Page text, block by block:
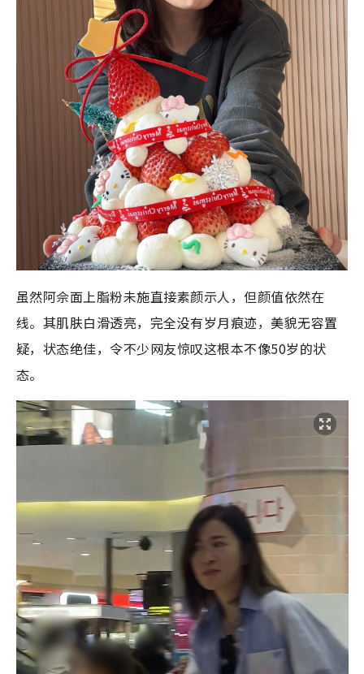
虽然阿佘面上脂粉未施直接素颜示人，但颜值依然在
线。其肌肤白滑透亮，完全没有岁月痕迹，美貌无容置
疑，状态绝佳，令不少网友惊叹这根本不像50岁的状
态。